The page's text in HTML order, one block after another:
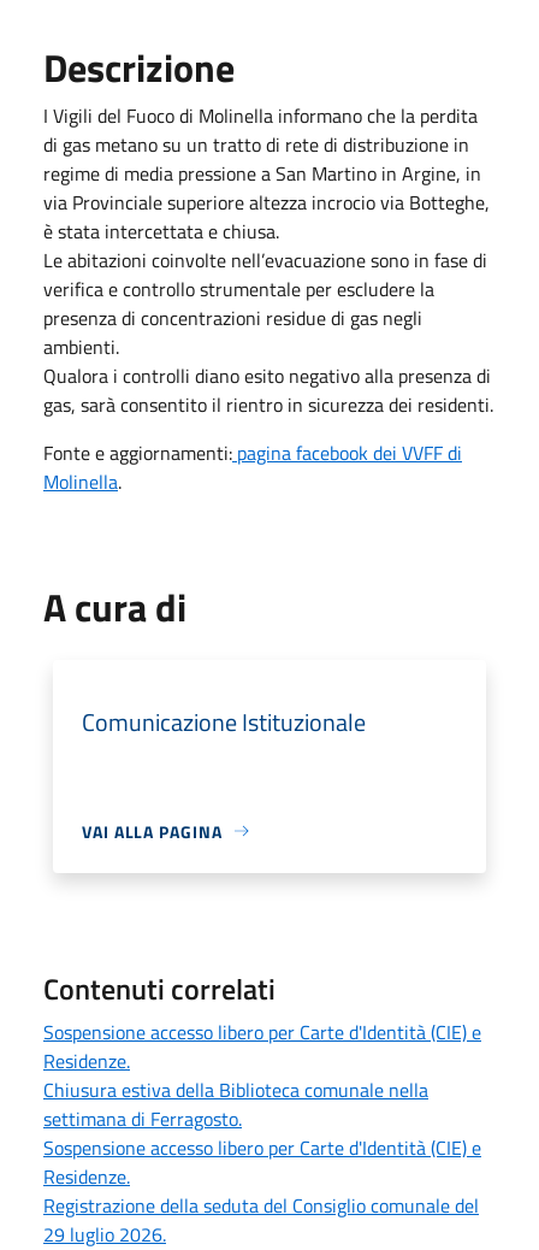
Descrizione
I Vigili del Fuoco di Molinella informano che la perdita
di gas metano su un tratto di rete di distribuzione in
regime di media pressione a San Martino in Argine, in
via Provinciale superiore altezza incrocio via Botteghe,
è stata intercettata e chiusa.
Le abitazioni coinvolte nell’evacuazione sono in fase di
verifica e controllo strumentale per escludere la
presenza di concentrazioni residue di gas negli
ambienti.
Qualora i controlli diano esito negativo alla presenza di
gas, sarà consentito il rientro in sicurezza dei residenti.
Fonte e aggiornamenti: pagina facebook dei VVFF di
Molinella.
A cura di
Comunicazione Istituzionale
VAI ALLA PAGINA
Contenuti correlati
Sospensione accesso libero per Carte d'Identità (CIE) e
Residenze.
Chiusura estiva della Biblioteca comunale nella
settimana di Ferragosto.
Sospensione accesso libero per Carte d'Identità (CIE) e
Residenze.
Registrazione della seduta del Consiglio comunale del
29 luglio 2026.